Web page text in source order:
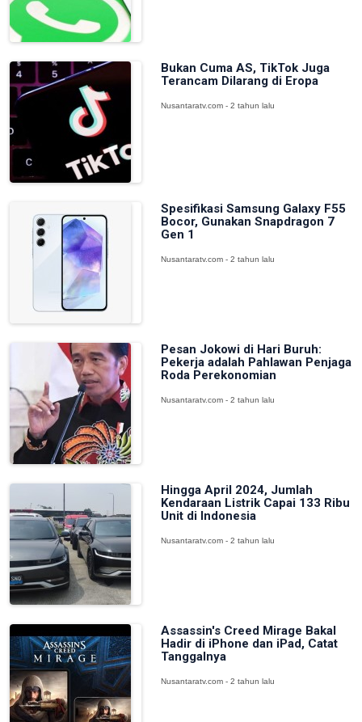
Bukan Cuma AS, TikTok Juga
Terancam Dilarang di Eropa
Nusantaratv.com - 2 tahun lalu
Spesifikasi Samsung Galaxy F55
Bocor, Gunakan Snapdragon 7
Gen 1
Nusantaratv.com - 2 tahun lalu
Pesan Jokowi di Hari Buruh:
Pekerja adalah Pahlawan Penjaga
Roda Perekonomian
Nusantaratv.com - 2 tahun lalu
Hingga April 2024, Jumlah
Kendaraan Listrik Capai 133 Ribu
Unit di Indonesia
Nusantaratv.com - 2 tahun lalu
Assassin's Creed Mirage Bakal
Hadir di iPhone dan iPad, Catat
Tanggalnya
Nusantaratv.com - 2 tahun lalu